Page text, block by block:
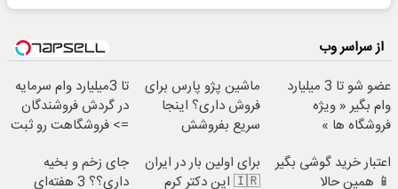
از سراسر وب
عضو شو تا 3 میلیارد
وام بگیر « ویژه
فروشگاه ها »
ماشین پژو پارس برای
فروش داری؟ اینجا
سریع بفروشش
تا 3میلیارد وام سرمایه
در گردش فروشندگان
=> فروشگاهت رو ثبت
اعتبار خرید گوشی بگیر
📱 همین حالا
برای اولین بار در ایران
🇮🇷 این دکتر کرم
جای زخم و بخیه
داری؟؟ 3 هفته‌ای